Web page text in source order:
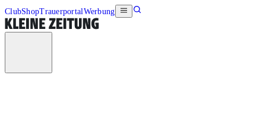
ClubShopTrauerportalWerbung